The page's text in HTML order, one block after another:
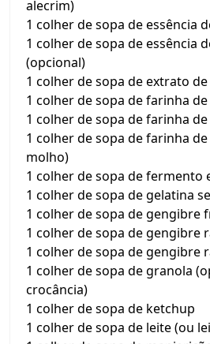
alecrim)
1 colher de sopa de essência
1 colher de sopa de essência
(opcional)
1 colher de sopa de extrato
1 colher de sopa de farinha de
1 colher de sopa de farinha
1 colher de sopa de farinha
molho)
1 colher de sopa de fermento
1 colher de sopa de gelatina
1 colher de sopa de gengibre
1 colher de sopa de gengibre
1 colher de sopa de gengibre
1 colher de sopa de granola
crocância)
1 colher de sopa de ketchup
1 colher de sopa de leite (ou